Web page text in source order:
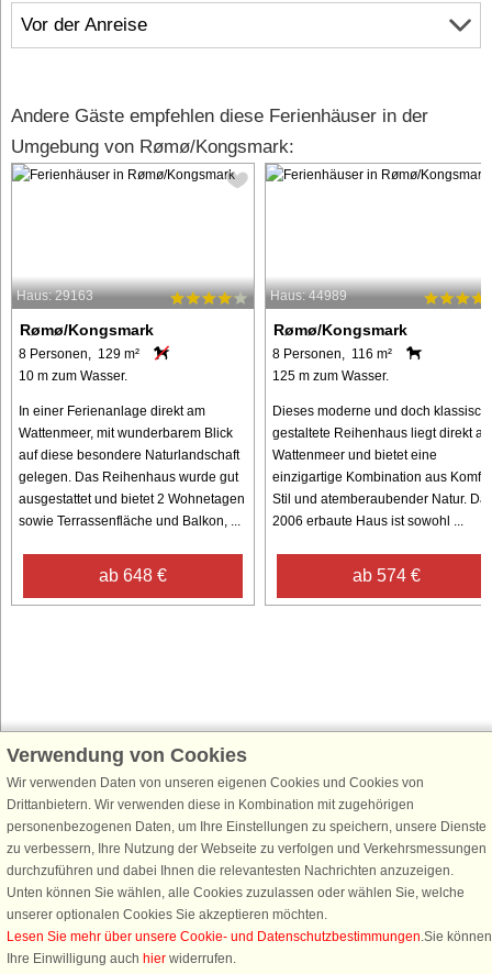
Vor der Anreise
Andere Gäste empfehlen diese Ferienhäuser in der
Umgebung von Rømø/Kongsmark:
Haus: 29163
Rømø/Kongsmark
8 Personen, 129 m²
10 m zum Wasser.
In einer Ferienanlage direkt am
Wattenmeer, mit wunderbarem Blick
auf diese besondere Naturlandschaft
gelegen. Das Reihenhaus wurde gut
ausgestattet und bietet 2 Wohnetagen
sowie Terrassenfläche und Balkon, ...
ab 648 €
Haus: 44989
Rømø/Kongsmark
8 Personen, 116 m²
125 m zum Wasser.
Dieses moderne und doch klassisch
gestaltete Reihenhaus liegt direkt
Wattenmeer und bietet eine
einzigartige Kombination aus
Stil und atemberaubender Natur.
2006 erbaute Haus ist sowohl ...
ab 574 €
Schließen Sie sich 100.000 Ferienhaus-Fans an
Erhalten Sie einenWillkommensgutschein von 25 € für Ihren nächsten
Ferienhausurlaub - melden Sie sich einfach für den DanCenter Newsletter
an. Verpassen Sie nie wieder exklusive Angebote, Gewinnspiele und
Urlaubstipps!
Verwendung von Cookies
Wir verwenden Daten von unseren eigenen Cookies und Cookies von
Drittanbietern. Wir verwenden diese in Kombination mit zugehörigen
personenbezogenen Daten, um Ihre Einstellungen zu speichern, unsere Dienste
zu verbessern, Ihre Nutzung der Webseite zu verfolgen und Verkehrsmessungen
durchzuführen und dabei Ihnen die relevantesten Nachrichten anzuzeigen.
Unten können Sie wählen, alle Cookies zuzulassen oder wählen Sie, welche
unserer optionalen Cookies Sie akzeptieren möchten.
Lesen Sie mehr über unsere Cookie- und Datenschutzbestimmungen.Sie können
Ihre Einwilligung auch hier widerrufen.